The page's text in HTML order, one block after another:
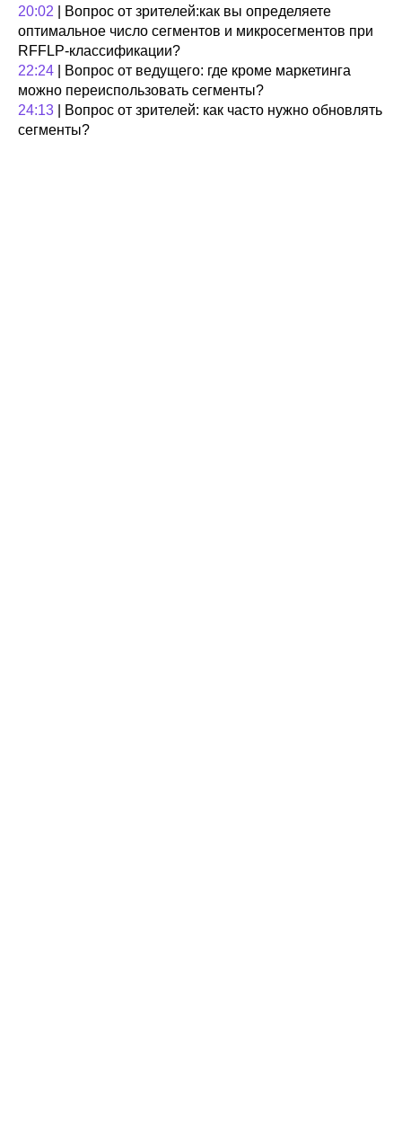
20:02 | Вопрос от зрителей:как вы определяете
оптимальное число сегментов и микросегментов при
RFFLP-классификации?
22:24 | Вопрос от ведущего: где кроме маркетинга
можно переиспользовать сегменты?
24:13 | Вопрос от зрителей: как часто нужно обновлять
сегменты?